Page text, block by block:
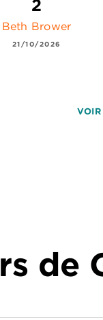
2
Beth Brower
21/10/2026
de